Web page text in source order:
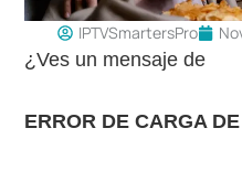
IPTVSmartersPro
¿Ves un mensaje de
ERROR DE CARGA